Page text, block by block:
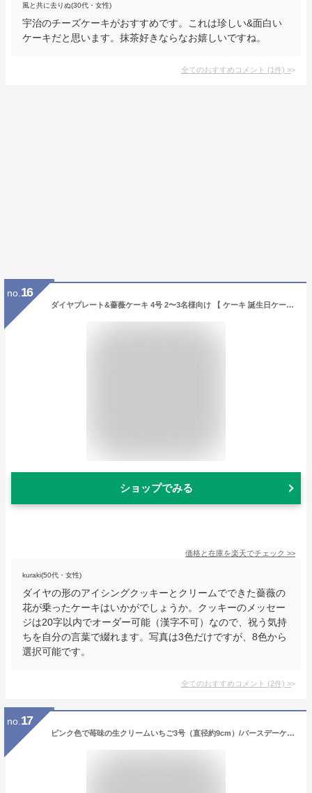
風と共に去りぬ(30代・女性)
宇治のチーズケーキがおすすめです。これは珍しい&面白い
ケーキだと思います。抹茶好きならなお嬉しいですね。
全てのおすすめコメント (1件) >
no. 16
ダイヤプレート&薔薇ケーキ 4号 2〜3名様向け 【 ケーキ 誕生日ケーキ ケーキ ギフト インスタ映え ケーキ スイーツ ホールケーキ 誕生日 サプライズ ケーキ お祝い ケーキ かわいい 可愛い お祝い 記念日 ギフト プレゼント 贈り物 】
ショップでみる
価格と在庫を楽天でチェック >>
kuraki(50代・女性)
ダイヤの形のアイシングクッキーとクリームでできた薔薇の
花が乗ったケーキはいかがでしょうか。クッキーのメッセー
ジは20字以内でオーダー可能（漢字不可）なので、祝う気持
ちを自分の言葉で綴れます。写真は3色だけですが、8色から
選択可能です。
全てのおすすめコメント (2件) >
no. 17
ピンク色で苺味の生クリームいちご3号（直径約9cm）/バースデーケーキ3号/北海道生クリーム100%/バースデーオーナメント・キャンドル小1袋6本付き/